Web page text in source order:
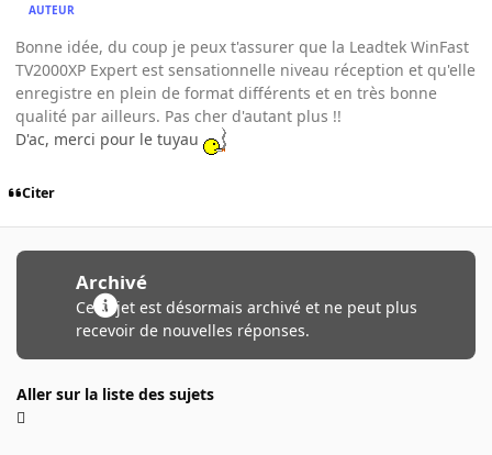
AUTEUR
Bonne idée, du coup je peux t'assurer que la Leadtek WinFast
TV2000XP Expert est sensationnelle niveau réception et qu'elle
enregistre en plein de format différents et en très bonne
qualité par ailleurs. Pas cher d'autant plus !!
D'ac, merci pour le tuyau
Citer
Archivé
Ce sujet est désormais archivé et ne peut plus
recevoir de nouvelles réponses.
Aller sur la liste des sujets